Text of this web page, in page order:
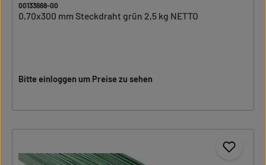
00133668-00
0,70x300 mm Steckdraht grün 2,5 kg NETTO
Bitte einloggen um Preise zu sehen